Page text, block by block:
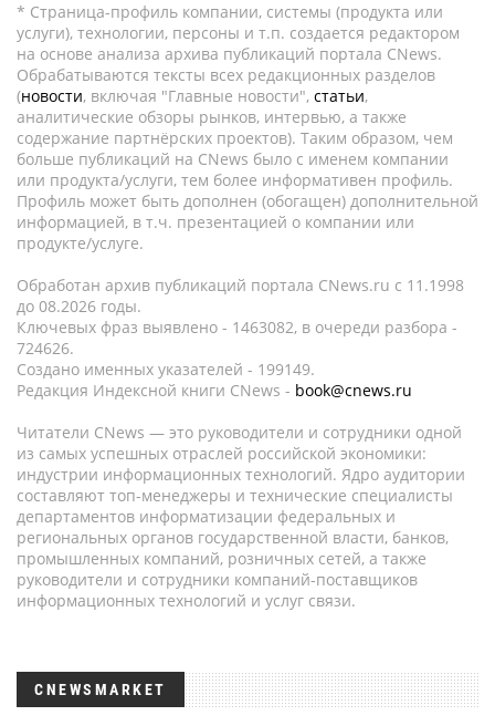
* Страница-профиль компании, системы (продукта или
услуги), технологии, персоны и т.п. создается редактором
на основе анализа архива публикаций портала CNews.
Обрабатываются тексты всех редакционных разделов
(новости, включая "Главные новости", статьи,
аналитические обзоры рынков, интервью, а также
содержание партнёрских проектов). Таким образом, чем
больше публикаций на CNews было с именем компании
или продукта/услуги, тем более информативен профиль.
Профиль может быть дополнен (обогащен) дополнительной
информацией, в т.ч. презентацией о компании или
продукте/услуге.
Обработан архив публикаций портала CNews.ru c 11.1998
до 08.2026 годы.
Ключевых фраз выявлено - 1463082, в очереди разбора -
724626.
Создано именных указателей - 199149.
Редакция Индексной книги CNews - book@cnews.ru
Читатели CNews — это руководители и сотрудники одной
из самых успешных отраслей российской экономики:
индустрии информационных технологий. Ядро аудитории
составляют топ-менеджеры и технические специалисты
департаментов информатизации федеральных и
региональных органов государственной власти, банков,
промышленных компаний, розничных сетей, а также
руководители и сотрудники компаний-поставщиков
информационных технологий и услуг связи.
CNEWSMARKET